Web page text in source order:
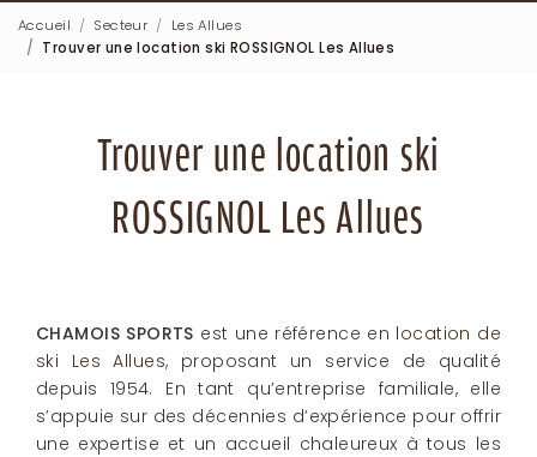
Accueil Secteur
Les Allues
Trouver une location ski ROSSIGNOL Les Allues
Trouver une location ski
ROSSIGNOL Les Allues
CHAMOIS SPORTS est une référence en location de
ski Les Allues, proposant un service de qualité
depuis 1954. En tant qu’entreprise familiale, elle
s’appuie sur des décennies d’expérience pour offrir
une expertise et un accueil chaleureux à tous les